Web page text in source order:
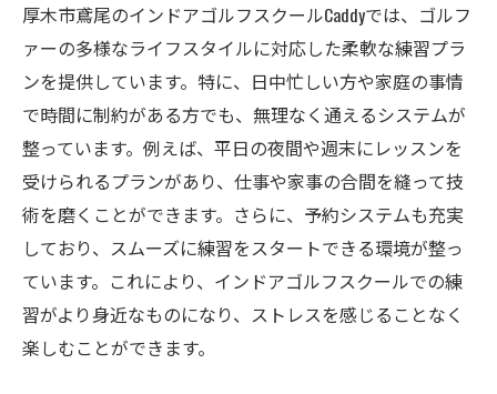
厚木市鳶尾のインドアゴルフスクールCaddyでは、ゴルフ
ァーの多様なライフスタイルに対応した柔軟な練習プラ
ンを提供しています。特に、日中忙しい方や家庭の事情
で時間に制約がある方でも、無理なく通えるシステムが
整っています。例えば、平日の夜間や週末にレッスンを
受けられるプランがあり、仕事や家事の合間を縫って技
術を磨くことができます。さらに、予約システムも充実
しており、スムーズに練習をスタートできる環境が整っ
ています。これにより、インドアゴルフスクールでの練
習がより身近なものになり、ストレスを感じることなく
楽しむことができます。